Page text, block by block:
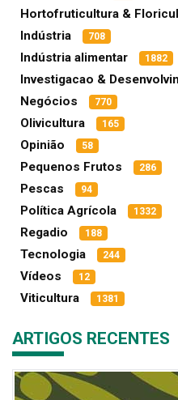
Hortofruticultura &
Indústria 708
Indústria alimentar 1882
Investigacao &
Negócios 770
Olivicultura 165
Opinião 58
Pequenos Frutos 286
Pescas 94
Política Agrícola 1332
Regadio 188
Tecnologia 244
Vídeos 12
Viticultura 1381
ARTIGOS RECENTES